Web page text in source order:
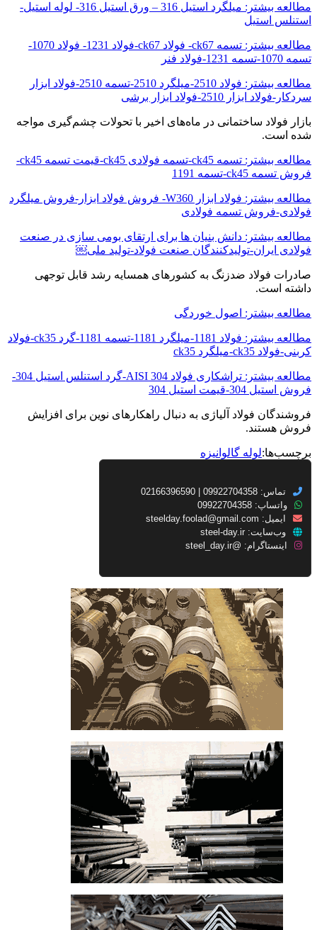
مطالعه بیشتر: میلگرد استیل 316 – ورق استیل 316- لوله استیل-
استنلس استیل
مطالعه بیشتر: تسمه ck67- فولاد ck67-فولاد 1231- فولاد 1070-
تسمه 1070-تسمه 1231-فولاد فنر
مطالعه بیشتر: فولاد 2510-میلگرد 2510-تسمه 2510-فولاد ابزار
سردکار-فولاد ابزار 2510-فولاد ابزار برشی
بازار فولاد ساختمانی در ماه‌های اخیر با تحولات چشم‌گیری مواجه
شده است.
مطالعه بیشتر: تسمه ck45-تسمه فولادی ck45-قیمت تسمه ck45-
فروش تسمه ck45-تسمه 1191
مطالعه بیشتر: فولاد ابزار W360- فروش فولاد ابزار-فروش میلگرد
فولادی-فروش تسمه فولادی
مطالعه بیشتر: دانش بنیان ها برای ارتقای بومی سازی در صنعت
فولادی ایران-تولیدکنندگان صنعت فولاد-تولید ملی￼
صادرات فولاد ضدزنگ به کشورهای همسایه رشد قابل توجهی
داشته است.
مطالعه بیشتر: اصول خوردگی
مطالعه بیشتر: فولاد 1181-میلگرد 1181-تسمه 1181-گرد ck35-فولاد
کربنی-فولاد ck35-میلگرد ck35
مطالعه بیشتر: تراشکاری فولاد AISI 304-گرد استنلس استیل 304-
فروش استیل 304-قیمت استیل 304
فروشندگان فولاد آلیاژی به دنبال راهکارهای نوین برای افزایش
فروش هستند.
برچسب‌ها:لوله گالوانیزه
تماس: 09922704358 | 02166396590
واتساپ: 09922704358
ایمیل: steelday.foolad@gmail.com
وب‌سایت: steel-day.ir
اینستاگرام: @steel_day.ir